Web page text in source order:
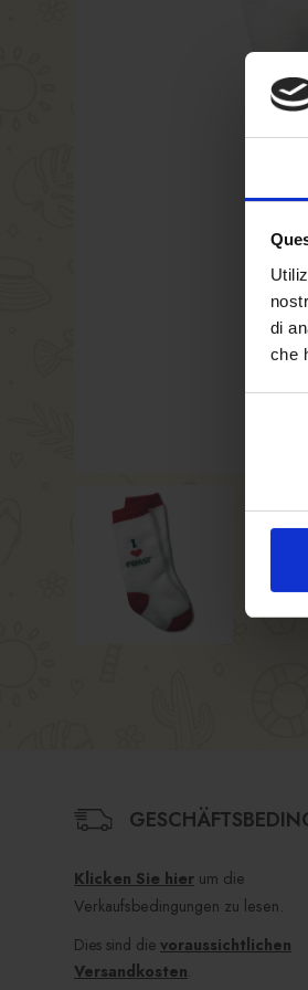
di
che
Klicken Sie hier um die
Verkaufsbedingungen zu lesen.
Dies sind die voraussichtlichen
Versandkosten.